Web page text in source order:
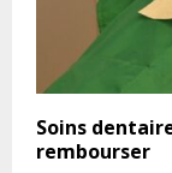
Soins
rembourser